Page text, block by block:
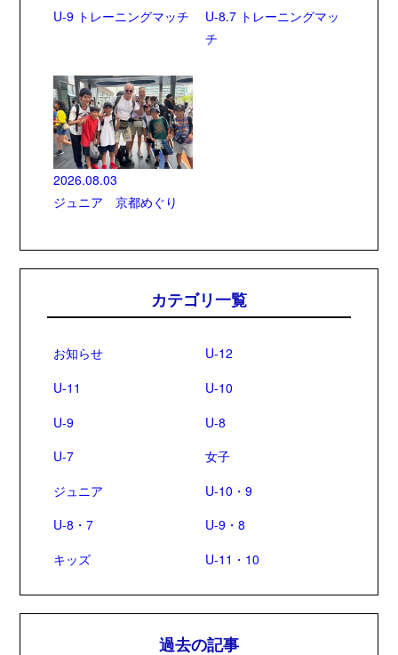
U-9 トレーニングマッチ
U-8.7 トレーニングマッ
チ
2026.08.03
ジュニア 京都めぐり
カテゴリ一覧
お知らせ
U-12
U-11
U-10
U-9
U-8
U-7
女子
ジュニア
U-10・9
U-8・7
U-9・8
キッズ
U-11・10
過去の記事